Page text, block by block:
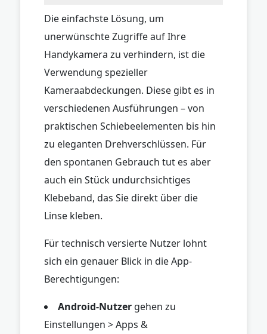
Die einfachste Lösung, um
unerwünschte Zugriffe auf Ihre
Handykamera zu verhindern, ist die
Verwendung spezieller
Kameraabdeckungen. Diese gibt es in
verschiedenen Ausführungen – von
praktischen Schiebeelementen bis hin
zu eleganten Drehverschlüssen. Für
den spontanen Gebrauch tut es aber
auch ein Stück undurchsichtiges
Klebeband, das Sie direkt über die
Linse kleben.
Für technisch versierte Nutzer lohnt
sich ein genauer Blick in die App-
Berechtigungen:
Android-Nutzer gehen zu
Einstellungen > Apps &